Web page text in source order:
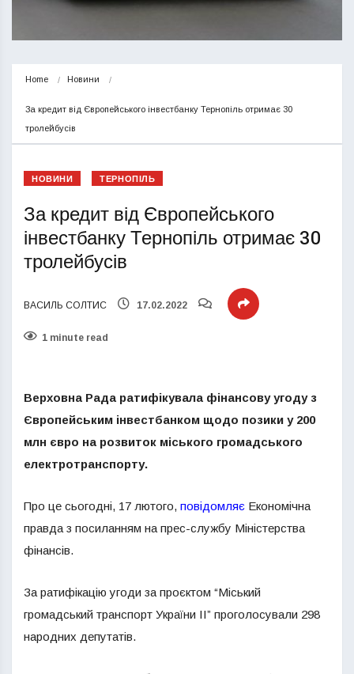
Home Новини
За кредит від Європейського інвестбанку Тернопіль отримає 30
тролейбусів
НОВИНИ ТЕРНОПІЛЬ
За кредит від Європейського
інвестбанку Тернопіль отримає 30
тролейбусів
ВАСИЛЬ СОЛТИС 17.02.2022
1 minute read
Верховна Рада ратифікувала фінансову угоду з
Європейським інвестбанком щодо позики у 200
млн євро на розвиток міського громадського
електротранспорту.
Про це сьогодні, 17 лютого, повідомляє Економічна
правда з посиланням на прес-службу Міністерства
фінансів.
За ратифікацію угоди за проєктом “Міський
громадський транспорт України ІІ” проголосували 298
народних депутатів.